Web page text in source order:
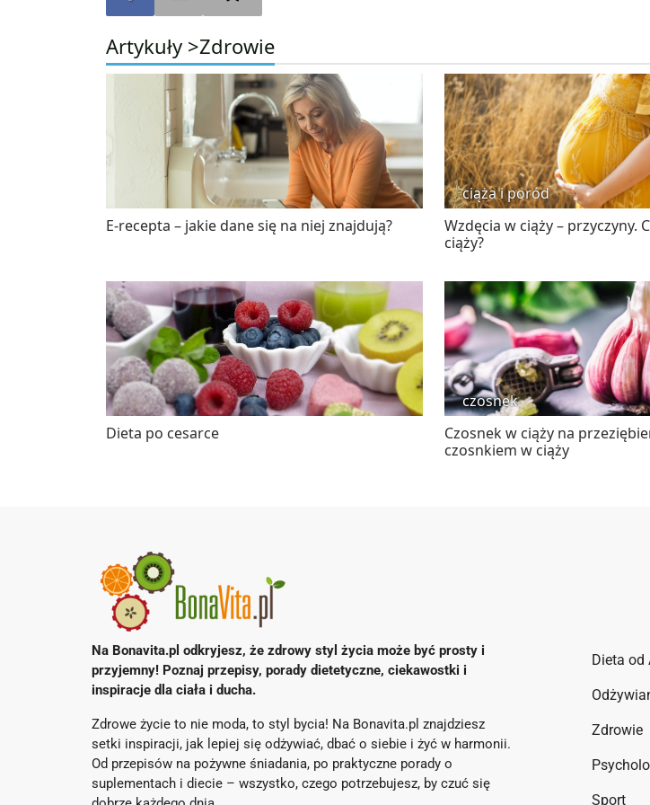
Artykuły >Zdrowie
E-recepta – jakie dane się na niej znajdują?
ciąża i poród
Wzdęcia w ciąży – przyczyny.
ciąży?
Dieta po cesarce
czosnek
Czosnek w ciąży na
czosnkiem w ciąży
Na Bonavita.pl odkryjesz, że zdrowy styl życia może być prosty i
przyjemny! Poznaj przepisy, porady dietetyczne, ciekawostki i
inspiracje dla ciała i ducha.
Zdrowe życie to nie moda, to styl bycia! Na Bonavita.pl znajdziesz
setki inspiracji, jak lepiej się odżywiać, dbać o siebie i żyć w harmonii.
Od przepisów na pożywne śniadania, po praktyczne porady o
suplementach i diecie – wszystko, czego potrzebujesz, by czuć się
Dieta od
Zdrowie
Sport